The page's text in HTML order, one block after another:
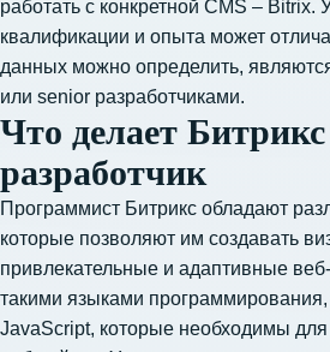
работать с конкретной CMS – Bitrix.
квалификации и опыта может
данных можно определить,
или senior разработчиками.
Что делает Битрикс
разработчик
Программист Битрикс обладают
которые позволяют им создавать
привлекательные и адаптивные
такими языками программирования,
JavaScript, которые необходимы для